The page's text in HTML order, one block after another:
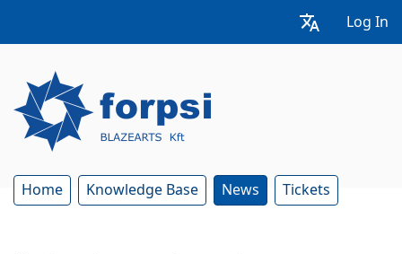
Log In
Home Knowledge Base News Tickets